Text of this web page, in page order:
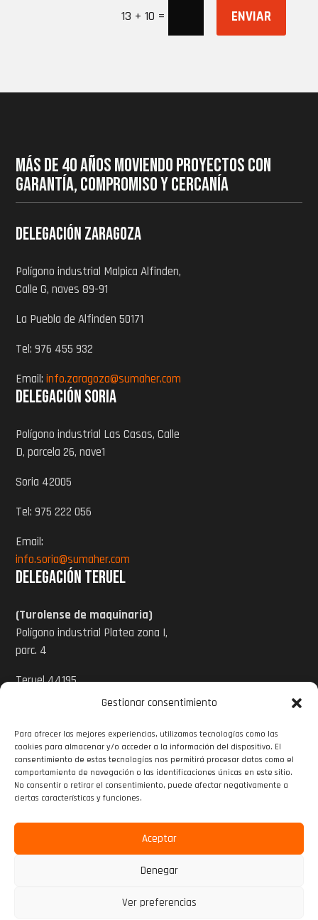
Gestionar consentimiento
Para ofrecer las mejores experiencias, utilizamos tecnologías como las
cookies para almacenar y/o acceder a la información del dispositivo. El
consentimiento de estas tecnologías nos permitirá procesar datos como el
comportamiento de navegación o las identificaciones únicas en este sitio.
No consentir o retirar el consentimiento, puede afectar negativamente a
ciertas características y funciones.
Aceptar
Denegar
Ver preferencias
13 + 10 = ENVIAR
MÁS DE 40 AÑOS MOVIENDO PROYECTOS CON
GARANTÍA, COMPROMISO Y CERCANÍA
Delegación zaragoza
Polígono industrial Malpica Alfinden,
Calle G, naves 89-91
La Puebla de Alfinden 50171
Tel: 976 455 932
Email:info.zaragoza@sumaher.com
Delegación Soria
Polígono industrial Las Casas, Calle
D, parcela 26, nave1
Soria 42005
Tel: 975 222 056
Email:
info.soria@sumaher.com
Delegación Teruel
(Turolense de maquinaria)
Polígono industrial Platea zona I,
parc. 4
Teruel 44195
Email:
info@turolensedemaquinaria.com
www.turolensedemaquinaria.com


2025 Sumaher | Desarrollado por Marketing o10media